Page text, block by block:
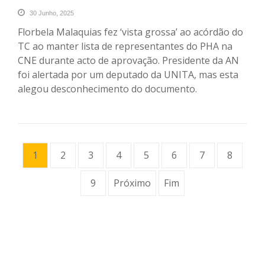
30 Junho, 2025
Florbela Malaquias fez ‘vista grossa’ ao acórdão do
TC ao manter lista de representantes do PHA na
CNE durante acto de aprovação. Presidente da AN
foi alertada por um deputado da UNITA, mas esta
alegou desconhecimento do documento.
1 2 3 4 5 6 7 8
9 Próximo Fim